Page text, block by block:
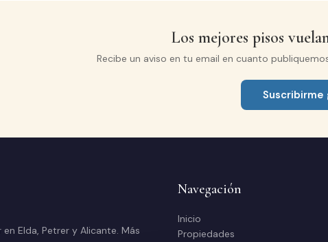
Los mejores pisos
Recibe un aviso en tu email en cuanto
Suscribirme
Elda, Petrer y Alicante. Más
Navegación
Inicio
Propiedades